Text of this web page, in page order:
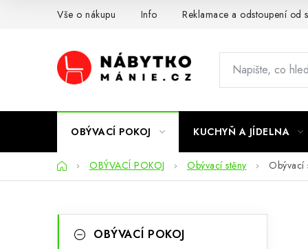
Vše o nákupu Info Reklamace a odstoupení od
OBÝVACÍ POKOJ KUCHYŇ A JÍDELNA
DomůOBÝVACÍ POKOJ Obývací stěny Obývací
kategorieOBÝVACÍ POKOJ